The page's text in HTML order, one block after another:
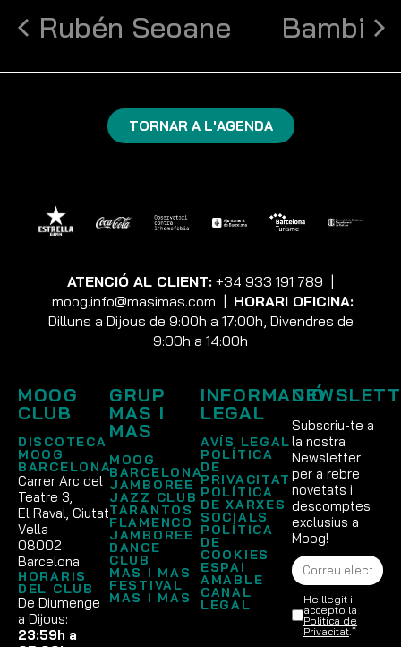
Rubén Seoane Bambi
TORNAR A L'AGENDA
ATENCIÓ AL CLIENT: +34 933 191 789 |
moog.info@masimas.com | HORARI OFICINA:
Dilluns a Dijous de 9:00h a 17:00h, Divendres de
9:00h a 14:00h
MOOG
CLUB
DISCOTECA
MOOG
BARCELONA
Carrer Arc del
Teatre 3,
El Raval, Ciutat
Vella
08002
Barcelona
HORARIS
DEL CLUB
De Diumenge
a Dijous:
23:59h a
GRUP
MAS I
MAS
MOOG
BARCELONA
JAMBOREE
JAZZ CLUB
TARANTOS
FLAMENCO
JAMBOREE
DANCE
CLUB
MAS I MAS
FESTIVAL
MAS I MAS
INFORMACIÓ
LEGAL
AVÍS LEGAL
POLÍTICA
DE
PRIVACITAT
POLÍTICA
DE XARXES
SOCIALS
POLÍTICA
DE
COOKIES
ESPAI
AMABLE
CANAL
LEGAL
Subscriu-te a
la nostra
Newsletter
per a rebre
novetats i
descomptes
exclusius a
Moog!
He llegit i
accepto la
Política de
Privacitat.*